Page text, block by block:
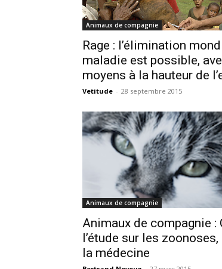
Animaux de compagnie
Rage : l’élimination
maladie est possible,
moyens à la hauteur de
Vetitude - 28 septembre 2015
Animaux de compagnie
Animaux de compagnie :
l’étude sur les
la médecine